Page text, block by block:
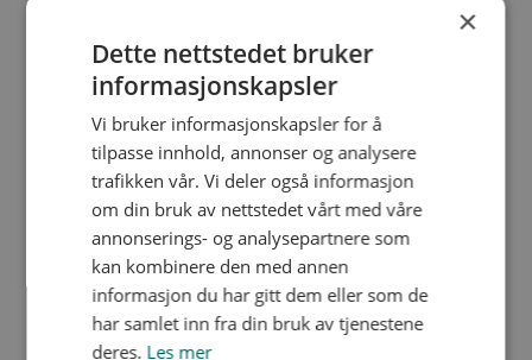
ZIE015
2445604
15
8.5
4.3
27
34.0
26
5
×
Dette nettstedet bruker
informasjonskapsler
Vi bruker informasjonskapsler for å
tilpasse innhold, annonser og analysere
trafikken vår. Vi deler også informasjon
om din bruk av nettstedet vårt med våre
annonserings- og analysepartnere som
kan kombinere den med annen
informasjon du har gitt dem eller som de
har samlet inn fra din bruk av tjenestene
deres. Les mer